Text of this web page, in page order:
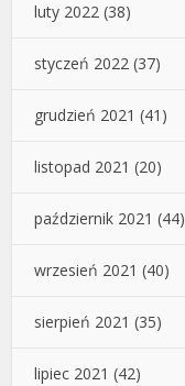
luty 2022 (38)
styczeń 2022 (37)
grudzień 2021 (41)
listopad 2021 (20)
październik 2021 (44)
wrzesień 2021 (40)
sierpień 2021 (35)
lipiec 2021 (42)